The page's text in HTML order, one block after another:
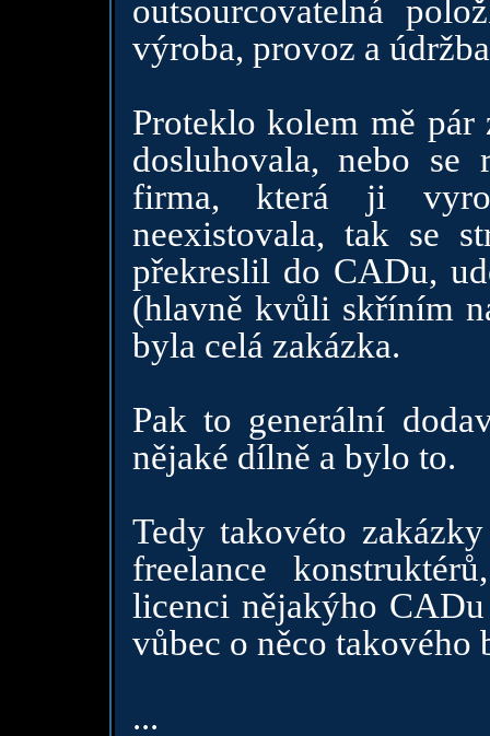
outsourcovatelná
výroba, provoz a
Proteklo kolem mě pár
dosluhovala, nebo se
firma, která ji
neexistovala, tak se
překreslil do CADu,
(hlavně kvůli skříním
byla celá zakázka.
Pak to generální
nějaké dílně a bylo to.
Tedy takovéto
freelance
licenci nějakýho
vůbec o něco takového
...